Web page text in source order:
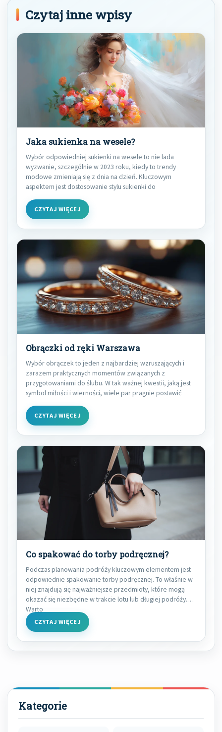
Czytaj inne wpisy
Jaka sukienka na wesele?
Wybór odpowiedniej sukienki na wesele to nie lada
wyzwanie, szczególnie w 2023 roku, kiedy to trendy
modowe zmieniają się z dnia na dzień. Kluczowym
aspektem jest dostosowanie stylu sukienki do
CZYTAJ WIĘCEJ
Obrączki od ręki Warszawa
Wybór obrączek to jeden z najbardziej wzruszających i
zarazem praktycznych momentów związanych z
przygotowaniami do ślubu. W tak ważnej kwestii, jaką jest
symbol miłości i wierności, wiele par pragnie postawić
CZYTAJ WIĘCEJ
Co spakować do torby podręcznej?
Podczas planowania podróży kluczowym elementem jest
odpowiednie spakowanie torby podręcznej. To właśnie w
niej znajdują się najważniejsze przedmioty, które mogą
okazać się niezbędne w trakcie lotu lub długiej podróży.
Warto
CZYTAJ WIĘCEJ